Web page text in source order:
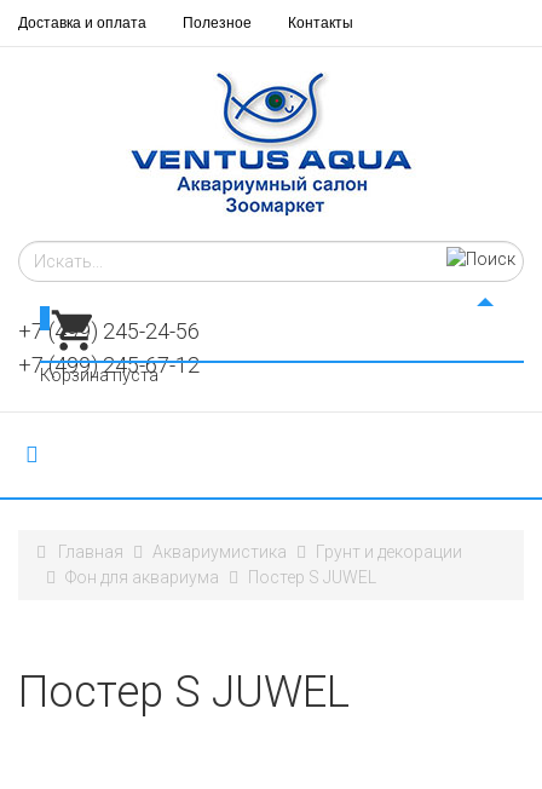
Доставка и оплата Полезное Контакты
+7 (499) 245-24-56
+7 (499) 245-67-12
Корзина пуста
Главная Аквариумистика
Грунт и декорации
​​Фон для аквариума
Постер S JUWEL
Постер S JUWEL